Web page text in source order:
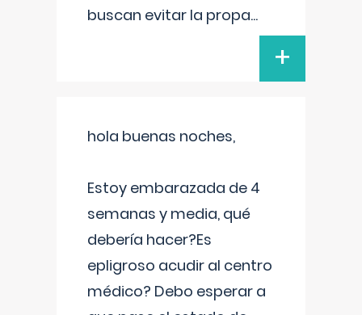
buscan evitar la propa...
+
hola buenas noches,
Estoy embarazada de 4
semanas y media, qué
debería hacer?Es
epligroso acudir al centro
médico? Debo esperar a